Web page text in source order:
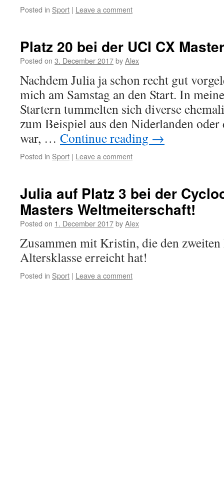
Posted in Sport | Leave a comment
Platz 20 bei der UCI CX
Posted on 3. December 2017byAlex
Nachdem Julia ja schon recht gut
mich am Samstag an den Start. In
Startern tummelten sich diverse
zum Beispiel aus den Niderlanden
war, … Continue reading →
Posted in Sport | Leave a comment
Julia auf Platz 3 bei der
Masters Weltmeiterschaft!
Posted on 1. December 2017byAlex
Zusammen mit Kristin, die den
Altersklasse erreicht hat!
Posted in Sport | Leave a comment